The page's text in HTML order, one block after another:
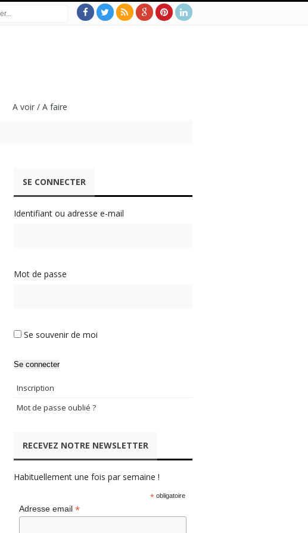
A voir / A faire
SE CONNECTER
Identifiant ou adresse e-mail
Mot de passe
Se souvenir de moi
Se connecter
Inscription
Mot de passe oublié ?
RECEVEZ NOTRE NEWSLETTER
Habituellement une fois par semaine !
*obligatoire
Adresse email *